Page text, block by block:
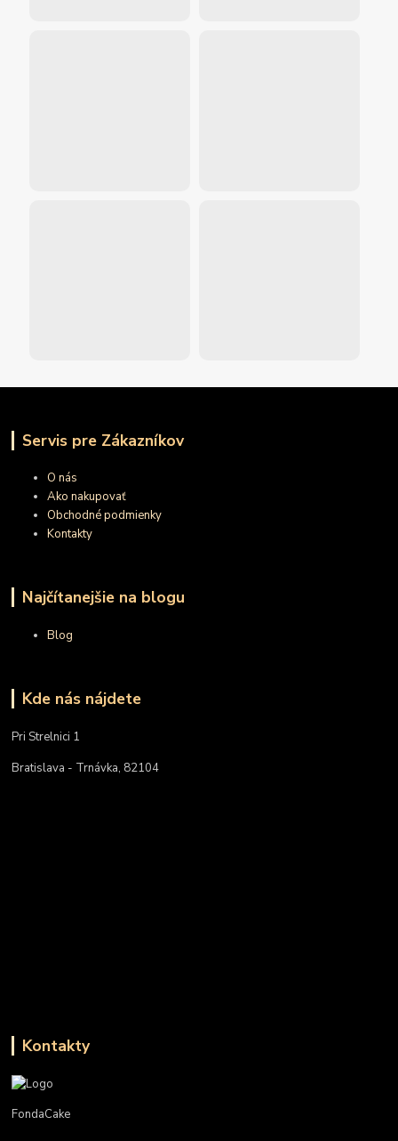
Servis pre Zákazníkov
O nás
Ako nakupovať
Obchodné podmienky
Kontakty
Najčítanejšie na blogu
Blog
Kde nás nájdete
Pri Strelnici 1
Bratislava - Trnávka, 82104
Kontakty
FondaCake